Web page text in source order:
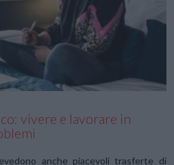
POST
vivere e lavorare in
anche piacevoli trasferte di